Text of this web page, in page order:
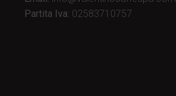
Partita Iva: 02583710757